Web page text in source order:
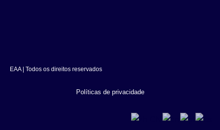
EAA | Todos os direitos reservados
Políticas de privacidade